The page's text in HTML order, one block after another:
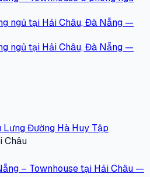
Lưng Đường Hà Huy Tập
Châu